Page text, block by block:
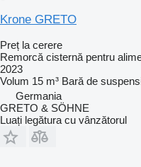
Krone GRETO
Preț la cerere
Remorcă cisternă pentru
2023
Volum 15 m³ Bară de
Germania
GRETO & SÖHNE
Luați legătura cu vânzătorul